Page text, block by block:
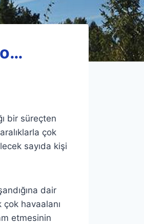
bir süreçten
çok
sayıda kişi
dair
havaalanı
etmesinin